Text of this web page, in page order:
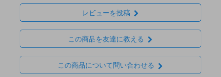
レビューを投稿
この商品を友達に教える
この商品について問い合わせる